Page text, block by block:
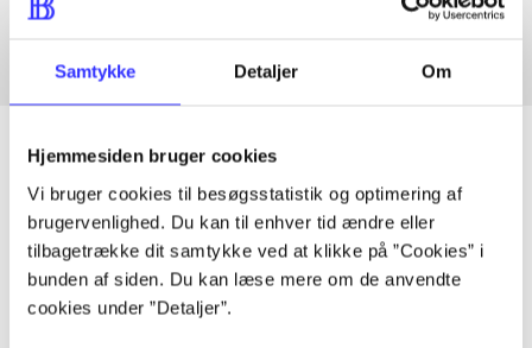
Samtykke Detaljer Om
Hjemmesiden bruger cookies
Vi bruger cookies til besøgsstatistik og optimering af
brugervenlighed. Du kan til enhver tid ændre eller
tilbagetrække dit samtykke ved at klikke på ”Cookies” i
bunden af siden. Du kan læse mere om de anvendte
cookies under ”Detaljer”.
Artikler
Alle registrerede artikler fordelt på udgivelser
...